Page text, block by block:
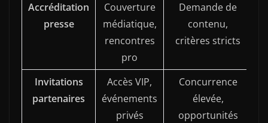
Accréditation
presse
Couverture
médiatique,
rencontres
pro
Demande de
contenu,
critères stricts
Invitations
partenaires
Accès VIP,
événements
privés
Concurrence
élevée,
opportunités